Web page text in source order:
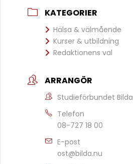
KATEGORIER
Hälsa & välmående
Kurser & utbildning
Redaktionens val
ARRANGÖR
Studieförbundet Bilda
Telefon
08-727 18 00
E-post
ost@bilda.nu